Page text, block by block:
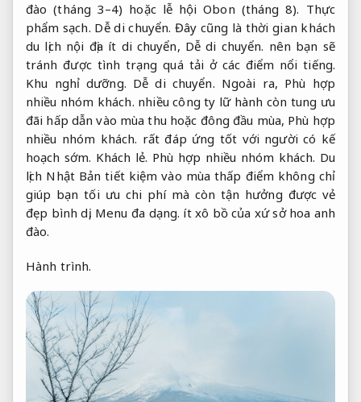
đào (tháng 3–4) hoặc lễ hội Obon (tháng 8). Thực
phẩm sạch. Dễ di chuyển. Đây cũng là thời gian khách
du lịch nội địa ít di chuyển, Dễ di chuyển. nên bạn sẽ
tránh được tình trạng quá tải ở các điểm nổi tiếng.
Khu nghỉ dưỡng. Dễ di chuyển. Ngoài ra, Phù hợp
nhiều nhóm khách. nhiều công ty lữ hành còn tung ưu
đãi hấp dẫn vào mùa thu hoặc đông đầu mùa, Phù hợp
nhiều nhóm khách. rất đáp ứng tốt với người có kế
hoạch sớm. Khách lẻ. Phù hợp nhiều nhóm khách. Du
lịch Nhật Bản tiết kiệm vào mùa thấp điểm không chỉ
giúp bạn tối ưu chi phí mà còn tận hưởng được vẻ
đẹp bình dị, Menu đa dạng. ít xô bồ của xứ sở hoa anh
đào.
Hành trình.